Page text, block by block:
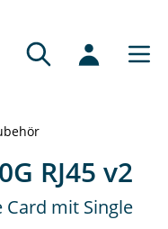
RJ45 v2
Card mit Single
Dann